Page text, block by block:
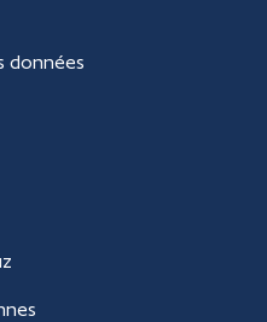
données